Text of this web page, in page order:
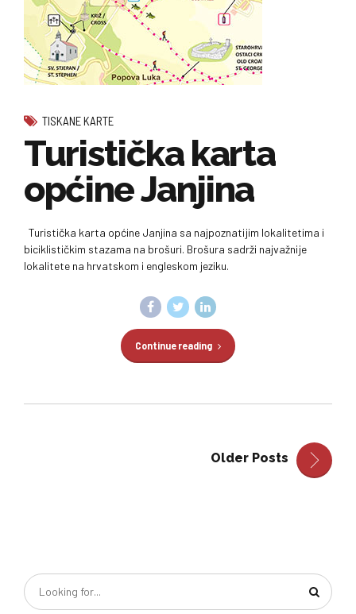
TISKANE KARTE
Turistička karta
općine Janjina
Turistička karta općine Janjina sa najpoznatijim lokalitetima i
biciklističkim stazama na brošuri. Brošura sadrži najvažnije
lokalitete na hrvatskom i engleskom jeziku.
Continue reading
Older Posts